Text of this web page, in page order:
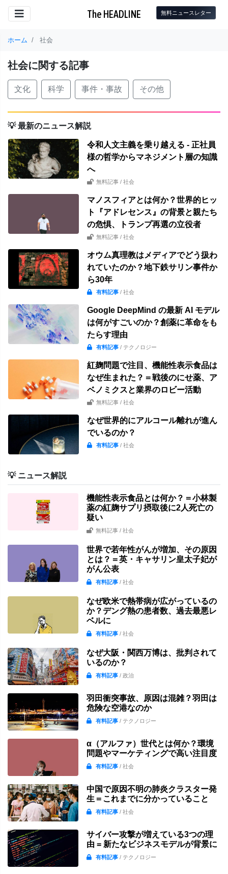
The HEADLINE 無料ニュースレター
ホーム 社会
社会に関する記事
文化 科学 事件・事故 その他
💡 最新のニュース解説
令和人文主義を乗り越える - 正社員
様の哲学からマネジメント層の知識
へ
無料記事 / 社会
マノスフィアとは何か？世界的ヒッ
ト『アドレセンス』の背景と親たち
の危惧、トランプ再選の立役者
無料記事 / 社会
オウム真理教はメディアでどう扱わ
れていたのか？地下鉄サリン事件か
ら30年
有料記事 / 社会
Google DeepMind の最新 AI モデル
は何がすごいのか？創薬に革命をも
たらす理由
有料記事 / テクノロジー
紅麹問題で注目、機能性表示食品は
なぜ生まれた？＝戦後のにせ薬、ア
ベノミクスと業界のロビー活動
無料記事 / 社会
なぜ世界的にアルコール離れが進ん
でいるのか？
有料記事 / 社会
💡 ニュース解説
機能性表示食品とは何か？＝小林製
薬の紅麹サプリ摂取後に2人死亡の
疑い
無料記事 / 社会
世界で若年性がんが増加、その原因
とは？＝英・キャサリン皇太子妃が
がん公表
有料記事/ 社会
なぜ欧米で熱帯病が広がっているの
か？デング熱の患者数、過去最悪レ
ベルに
有料記事/ 社会
なぜ大阪・関西万博は、批判されて
いるのか？
有料記事/ 政治
羽田衝突事故、原因は混雑？羽田は
危険な空港なのか
有料記事/ テクノロジー
α（アルファ）世代とは何か？環境
問題やマーケティングで高い注目度
有料記事/ 社会
中国で原因不明の肺炎クラスター発
生＝これまでに分かっていること
有料記事/ 社会
サイバー攻撃が増えている3つの理
由 = 新たなビジネスモデルが背景に
有料記事/ テクノロジー